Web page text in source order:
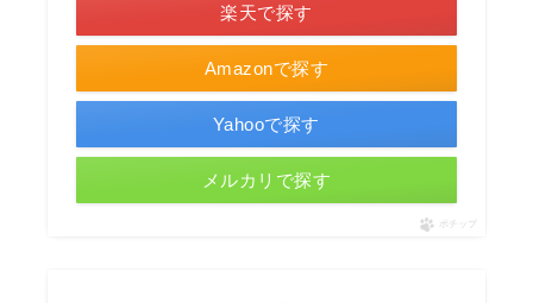
Amazonで探す
楽天で探す
Yahooで探す
メルカリで探す
ポチップ